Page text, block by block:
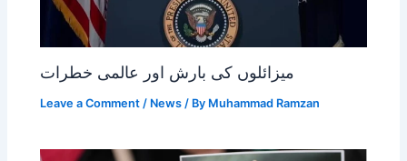
میزائلوں کی بارش اور عالمی خطرات
Leave a Comment / News / By Muhammad Ramzan